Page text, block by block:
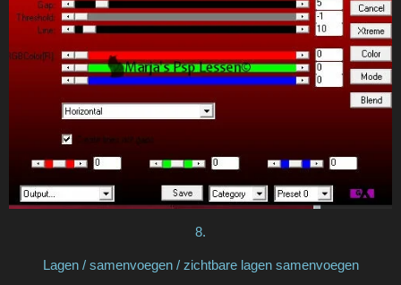
8.
Lagen / samenvoegen / zichtbare lagen samenvoegen